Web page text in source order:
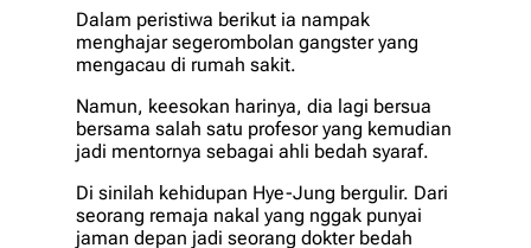
Dalam peristiwa berikut ia nampak
menghajar segerombolan gangster yang
mengacau di rumah sakit.
Namun, keesokan harinya, dia lagi bersua
bersama salah satu profesor yang kemudian
jadi mentornya sebagai ahli bedah syaraf.
Di sinilah kehidupan Hye-Jung bergulir. Dari
seorang remaja nakal yang nggak punyai
jaman depan jadi seorang dokter bedah